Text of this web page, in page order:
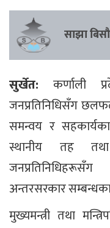
साझा
सुर्खेत:कर्णाली
जनप्रतिनिधिसँग
समन्वय र
स्थानीय तह
अन्तरसरकार
मुख्यमन्त्री तथा